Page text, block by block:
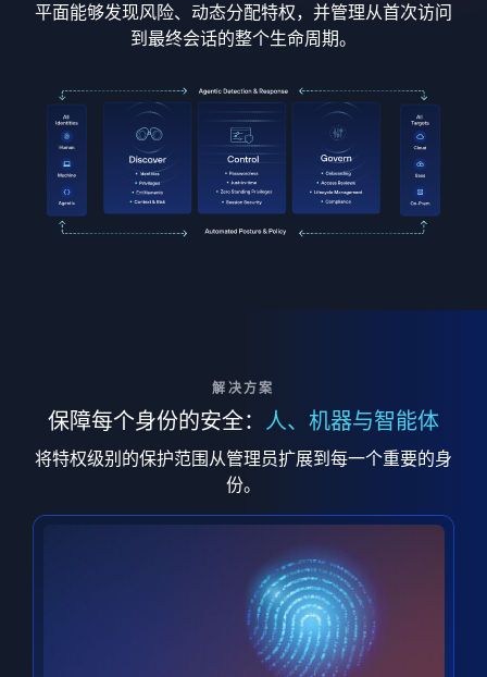
平面能够发现风险、动态分配特权，并管理从首次访问
到最终会话的整个生命周期。
解决方案
保障每个身份的安全： 人、机器与智能体
将特权级别的保护范围从管理员扩展到每一个重要的身
份。